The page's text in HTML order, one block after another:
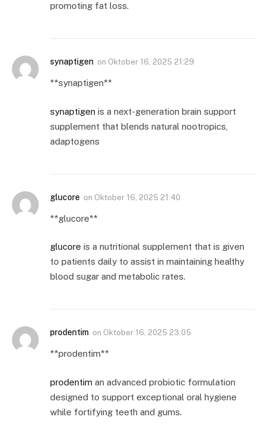
promoting fat loss.
synaptigen on Oktober 16, 2025 21:29
**synaptigen**
synaptigen is a next-generation brain support
supplement that blends natural nootropics,
adaptogens
glucore on Oktober 16, 2025 21:40
**glucore**
glucore is a nutritional supplement that is given
to patients daily to assist in maintaining healthy
blood sugar and metabolic rates.
prodentim on Oktober 16, 2025 23:05
**prodentim**
prodentim an advanced probiotic formulation
designed to support exceptional oral hygiene
while fortifying teeth and gums.